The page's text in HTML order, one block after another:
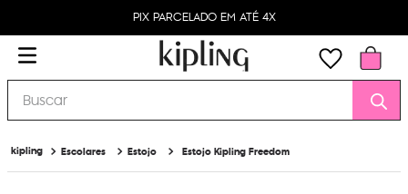
PIX PARCELADO EM ATÉ 4X
Buscar
Escolares Estojo Estojo Kipling Freedom